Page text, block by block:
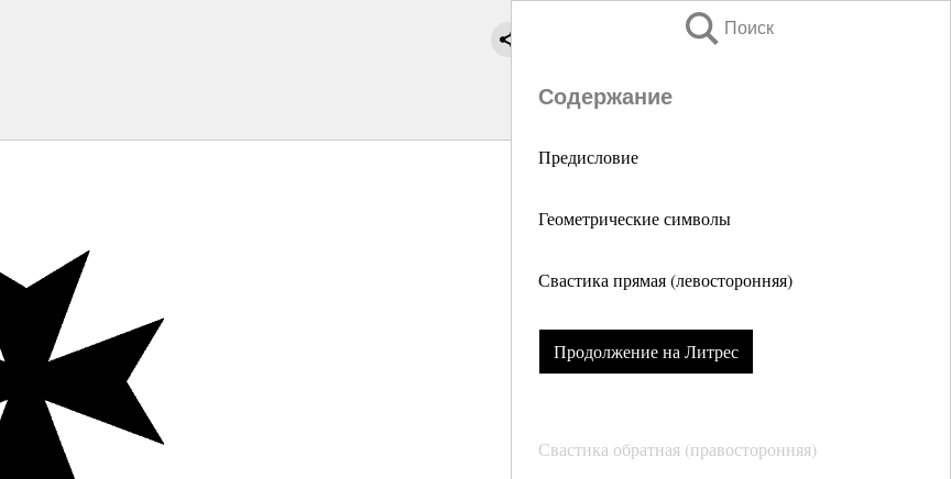
Поиск
Содержание
Предисловие
Геометрические символы
Свастика прямая (левосторонняя)
Продолжение на Литрес
Свастика обратная (правосторонняя)